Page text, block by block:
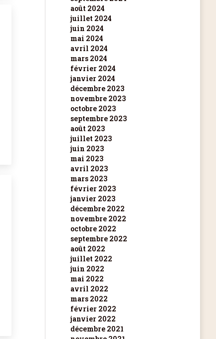
août 2024
juillet 2024
juin 2024
mai 2024
avril 2024
mars 2024
février 2024
janvier 2024
décembre 2023
novembre 2023
octobre 2023
septembre 2023
août 2023
juillet 2023
juin 2023
mai 2023
avril 2023
mars 2023
février 2023
janvier 2023
décembre 2022
novembre 2022
octobre 2022
septembre 2022
août 2022
juillet 2022
juin 2022
mai 2022
avril 2022
mars 2022
février 2022
janvier 2022
décembre 2021